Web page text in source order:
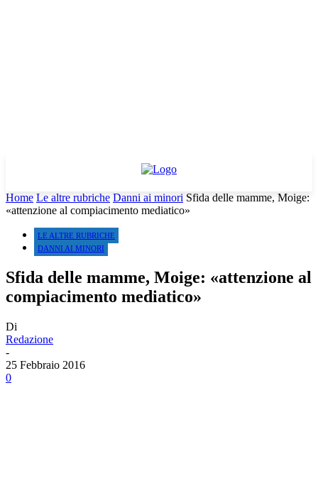
Home Le altre rubriche Danni ai minori Sfida delle mamme, Moige:
«attenzione al compiacimento mediatico»
LE ALTRE RUBRICHE
DANNI AI MINORI
Sfida delle mamme, Moige: «attenzione al
compiacimento mediatico»
Di
Redazione
-
25 Febbraio 2016
0